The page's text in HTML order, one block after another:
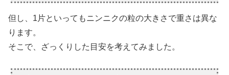
但し、1片といってもニンニクの粒の大きさで重さは異な
ります。
そこで、ざっくりした目安を考えてみました。